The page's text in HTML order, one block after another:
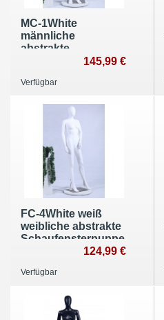
MC-1White
männliche
abstrakte
Schaufensterpuppe
145,99 €
Verfügbar
FC-4White weiß
weibliche abstrakte
Schaufensterpuppe
mit Metallplatte124,99 €
Verfügbar